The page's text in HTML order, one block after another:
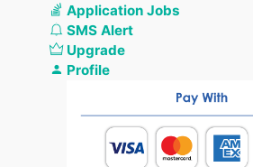
Application Jobs
SMS Alert
Upgrade
Profile